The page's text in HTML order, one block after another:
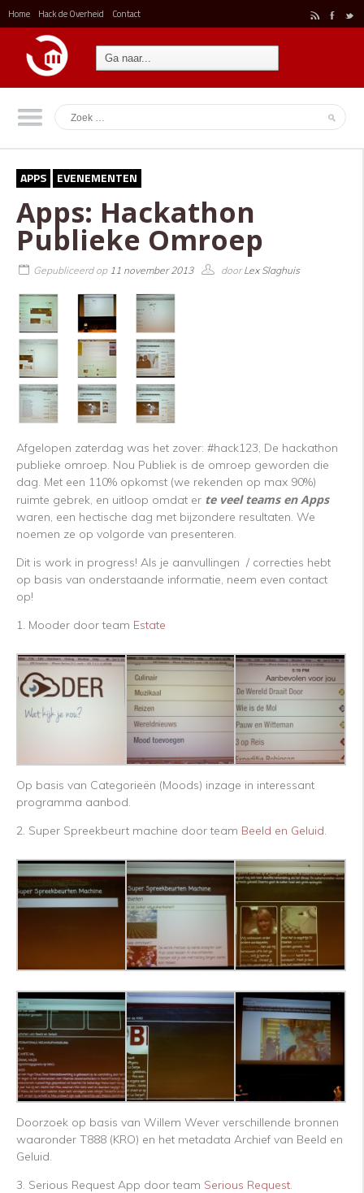
Home Hack de Overheid Contact r F t
APPS EVENEMENTEN
Apps: Hackathon
Publieke Omroep
Gepubliceerd op 11 november 2013 doorLex Slaghuis
Afgelopen zaterdag was het zover: #hack123, De hackathon
publieke omroep. Nou Publiek is de omroep geworden die
dag. Met een 110% opkomst (we rekenden op max 90%)
ruimte gebrek, en uitloop omdat er te veel teams en Apps
waren, een hectische dag met bijzondere resultaten. We
noemen ze op volgorde van presenteren.
Dit is work in progress! Als je aanvullingen / correcties hebt
op basis van onderstaande informatie, neem even contact
op!
1. Mooder door team Estate
Op basis van Categorieën (Moods) inzage in interessant
programma aanbod.
2. Super Spreekbeurt machine door team Beeld en Geluid.
Doorzoek op basis van Willem Wever verschillende bronnen
waaronder T888 (KRO) en het metadata Archief van Beeld en
Geluid.
3. Serious Request App door team Serious Request.